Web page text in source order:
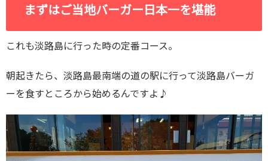
まずはご当地バーガー日本一を堪能
これも淡路島に行った時の定番コース。
朝起きたら、淡路島最南端の道の駅に行って淡路島バーガ
ーを食すところから始めるんですよ♪